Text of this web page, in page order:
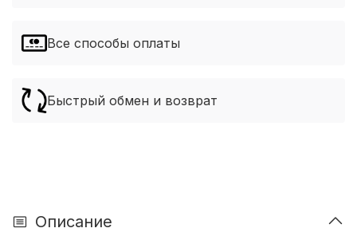
Все способы оплаты
Быстрый обмен и возврат
Описание